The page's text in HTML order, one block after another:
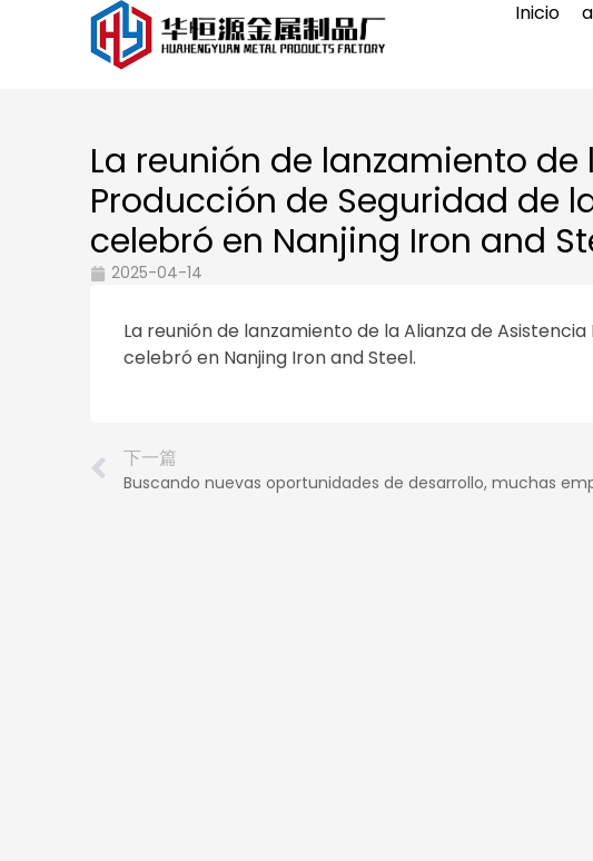
Inicio
La reunión de lanzamiento
Producción de Seguridad de
celebró en Nanjing Iron and
2025-04-14
La reunión de lanzamiento de la Alianza de
celebró en Nanjing Iron and Steel.
下一篇